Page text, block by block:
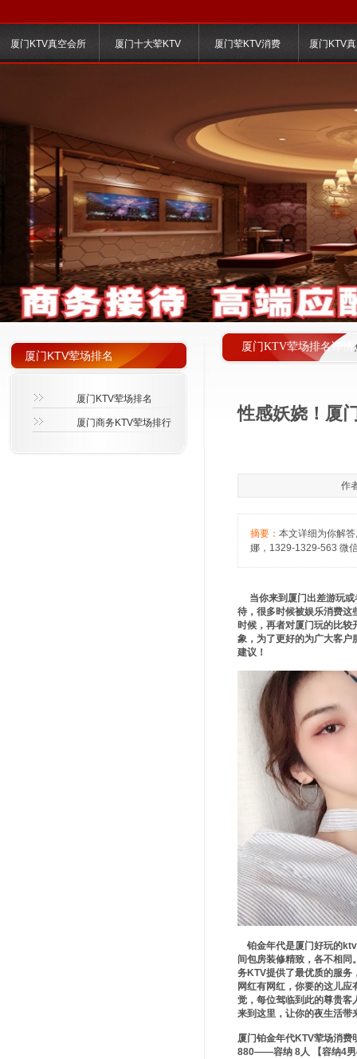
厦门KTV真空会所 厦门十大荤KTV 厦门荤KTV消费 厦门KTV
厦门KTV荤场排名详情
厦门KTV荤场排名
厦门KTV荤场排名
厦门商务KTV荤场排行 性感妖娆！厦
作
摘要： 本文详细为你解
娜，1329-1329-563 微
当你来到厦门出差游玩或
待，很多时候被娱乐消费
时候，再者对厦门玩的比
象，为了更好的为广大客
建议！
铂金年代是厦门好玩的ktv
间包房装修精致，各不相
务KTV提供了最优质的服务
网红有网红，你要的这儿
觉，每位驾临到此的尊贵客
来到这里，让你的夜生活带
厦门铂金年代KTV荤场消费
880——容纳 8人 【容纳4男